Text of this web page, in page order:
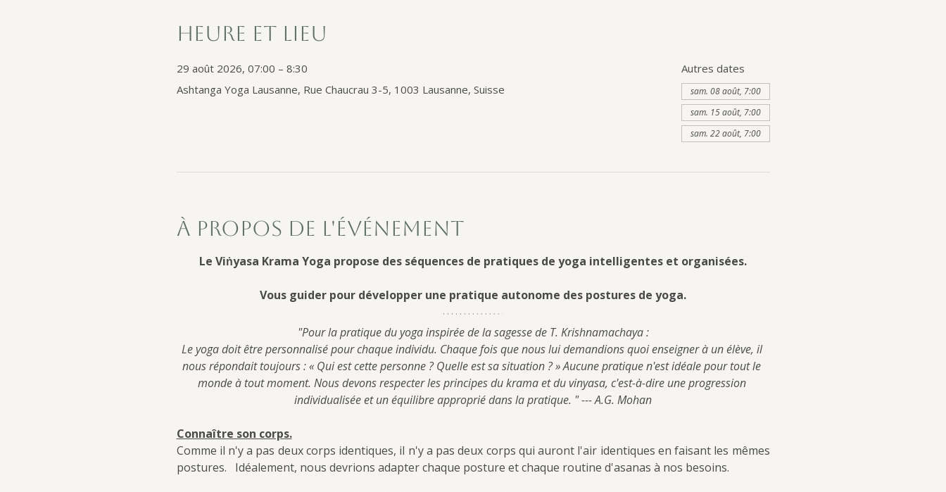
Heure et lieu
29 août 2026, 07:00 – 8:30
Ashtanga Yoga Lausanne, Rue Chaucrau 3-5, 1003 Lausanne, Suisse
Autres dates
sam. 08 août, 7:00
sam. 15 août, 7:00
sam. 22 août, 7:00
À propos de l'événement
Le Viṅyasa Krama Yoga propose des séquences de pratiques de yoga intelligentes et organisées.
Vous guider pour développer une pratique autonome des postures de yoga.
"Pour la pratique du yoga inspirée de la sagesse de T. Krishnamachaya :
Le yoga doit être personnalisé pour chaque individu. Chaque fois que nous lui demandions quoi enseigner à un élève, il
nous répondait toujours : « Qui est cette personne ? Quelle est sa situation ? » Aucune pratique n'est idéale pour tout le
monde à tout moment. Nous devons respecter les principes du krama et du vinyasa, c'est-à-dire une progression
individualisée et un équilibre approprié dans la pratique. " --- A.G. Mohan
Connaître son corps.
Comme il n'y a pas deux corps identiques, il n'y a pas deux corps qui auront l'air identiques en faisant les mêmes
postures.   Idéalement, nous devrions adapter chaque posture et chaque routine d'asanas à nos besoins.